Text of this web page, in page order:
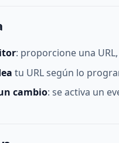
: proporcione una
tu URL según lo
cambio: se activa un